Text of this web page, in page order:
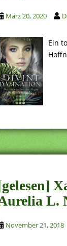
März 20, 2020
Ein
L.
November 21, 2018